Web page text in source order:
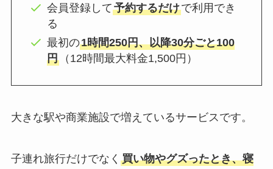
会員登録して予約するだけで利用でき
る
最初の1時間250円、以降30分ごと100
円 （12時間最大料金1,500円）
大きな駅や商業施設で増えているサービスです。
子連れ旅行だけでなく 買い物やグズったとき、寝